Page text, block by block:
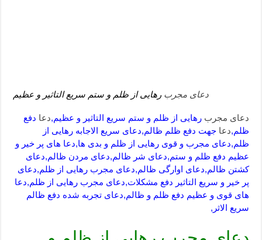
دعای مجرب رهایی از ظلم و ستم سریع التاثیر و عظیم
دعای مجرب رهایی از ظلم و ستم سریع التاثیر و عظیم,دعا دفع
ظلم,دعا جهت دفع ظلم ظالم,دعای سریع الاجابه رهایی از
ظلم,دعای مجرب و قوی رهایی از ظلم و بدی ها,دعا های پر خیر و
عظیم دفع ظلم و ستم,دعای شر ظالم,دعای مردن ظالم,دعای
کشتن ظالم,دعای اوارگی ظالم,دعای مجرب رهایی از ظلم,دعای
پر خیر و سریع التاثیر دفع مشکلات,دعای مجرب رهایی از ظلم,دعا
های قوی و عظیم دفع ظلم و ظالم,دعای تجربه شده دفع ظالم
سریع الاثر,